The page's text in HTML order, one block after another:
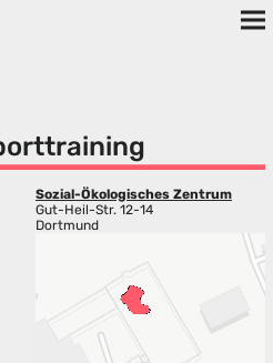
Sozial-Ökologisches Zentrum
Gut-Heil-Str. 12-14
Dortmund